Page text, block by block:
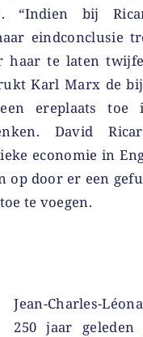
“Indien bij
eindconclusie
haar te laten
Karl Marx de
ereplaats toe
David
economie in
op door er een
te voegen.
Jean-Charles-
250 jaar